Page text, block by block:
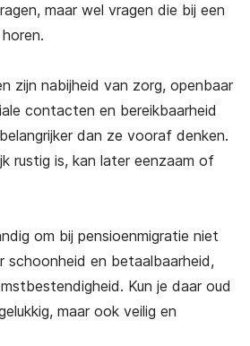
maar wel vragen die bij een
zijn nabijheid van zorg, openbaar
contacten en bereikbaarheid
dan ze vooraf denken.
rustig is, kan later eenzaam of
om bij pensioenmigratie niet
schoonheid en betaalbaarheid,
Kun je daar oud
maar ook veilig en